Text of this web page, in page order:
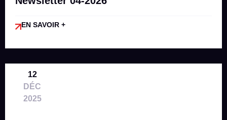
EN SAVOIR +
12
DÉC
2025